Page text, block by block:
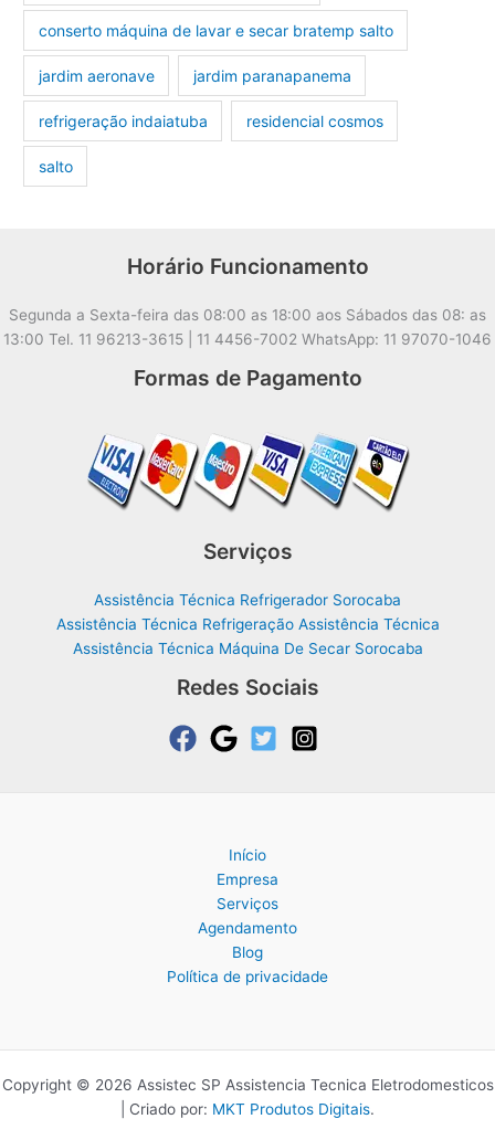
conserto máquina de lavar e secar bratemp salto
jardim aeronave jardim paranapanema
refrigeração indaiatuba residencial cosmos
salto
Horário Funcionamento
Segunda a Sexta-feira das 08:00 as 18:00 aos Sábados das 08: as
13:00 Tel. 11 96213-3615 | 11 4456-7002 WhatsApp: 11 97070-1046
Formas de Pagamento
Serviços
Assistência Técnica Refrigerador Sorocaba
Assistência Técnica Refrigeração Assistência Técnica
Assistência Técnica Máquina De Secar Sorocaba
Redes Sociais
Início
Empresa
Serviços
Agendamento
Blog
Política de privacidade
Copyright © 2026 Assistec SP Assistencia Tecnica Eletrodomesticos
| Criado por: MKT Produtos Digitais.